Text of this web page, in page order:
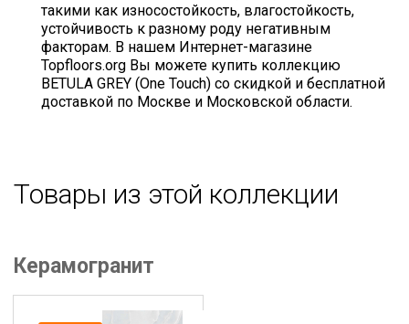
такими как износостойкость, влагостойкость,
устойчивость к разному роду негативным
факторам. В нашем Интернет-магазине
Topfloors.org Вы можете купить коллекцию
BETULA GREY (One Touch) со скидкой и бесплатной
доставкой по Москве и Московской области.
Товары из этой коллекции
Керамогранит